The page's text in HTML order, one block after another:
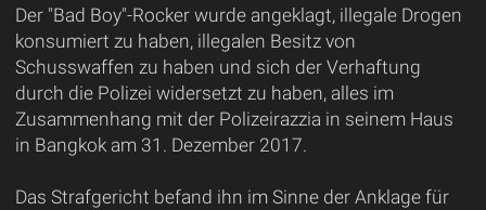
Der "Bad Boy"-Rocker wurde angeklagt, illegale Drogen
konsumiert zu haben, illegalen Besitz von
Schusswaffen zu haben und sich der Verhaftung
durch die Polizei widersetzt zu haben, alles im
Zusammenhang mit der Polizeirazzia in seinem Haus
in Bangkok am 31. Dezember 2017.
Das Strafgericht befand ihn im Sinne der Anklage für